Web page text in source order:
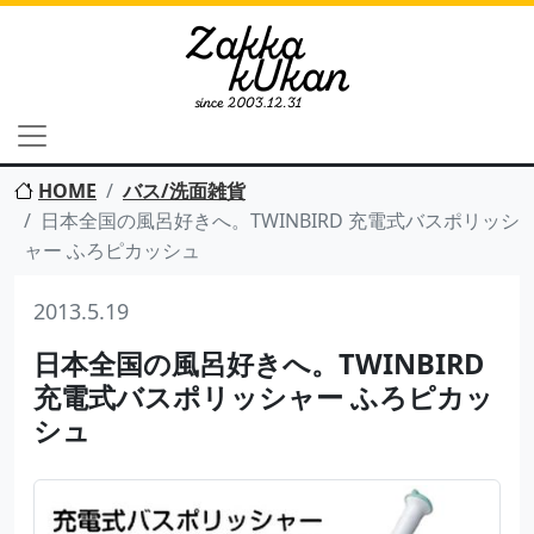
HOME
バス/洗面雑貨
日本全国の風呂好きへ。TWINBIRD 充電式バスポリッシ
ャー ふろピカッシュ
2013.5.19
日本全国の風呂好きへ。TWINBIRD
充電式バスポリッシャー ふろピカッ
シュ